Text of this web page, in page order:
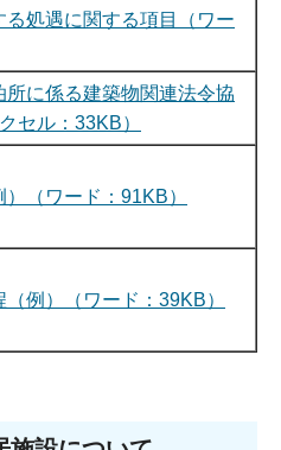
る処遇に関する項目（ワー
所に係る建築物関連法令協
セル：33KB）
（ワード：91KB）
例）（ワード：39KB）